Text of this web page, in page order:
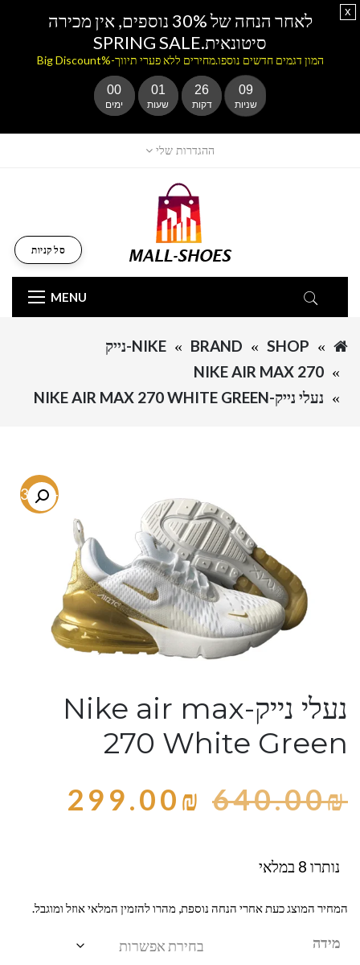
ההגדרות שלי
MENU
סל קניות
SHOP
BRAND
NIKE-נייק
NIKE AIR MAX 270
נעלי נייק-NIKE AIR MAX 270 WHITE GREEN
-53.3%
נעלי נייק-Nike air max
270 White Green
640.00₪
299.00₪
נותרו 8 במלאי
המחיר המוצג כעת אחרי הנחה נוספת, מהרו להזמין המלאי אוזל ומוגבל.
מידה
לאחר הנחה של 30% נוספים, אין מכירה
סיטונאית.SPRING SALE
המון דגמים חדשים נוספו.מחירים ללא פערי תיווך-%Big Discount
00
ימים
01
שעות
26
דקות
09
שניות
x